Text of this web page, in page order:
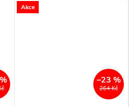
Akce
264 Kč
–23 %